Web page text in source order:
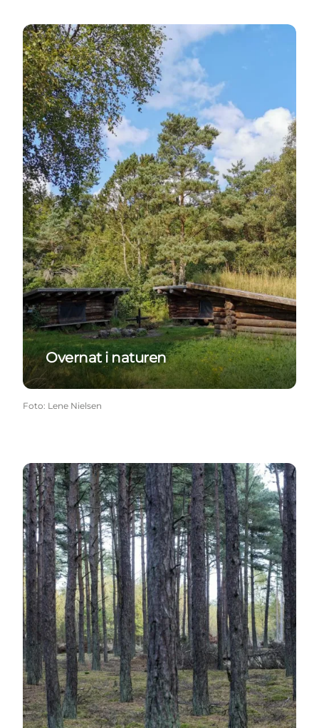
Overnat i naturen
Overnat i naturen
Foto: Lene Nielsen